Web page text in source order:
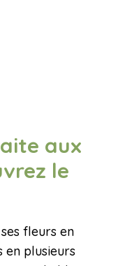
aux
le
fleurs en
plusieurs